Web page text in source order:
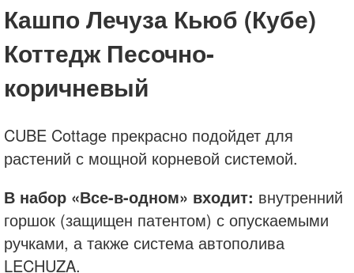
Кашпо Лечуза Кьюб (Кубе)
Коттедж Песочно-
коричневый
CUBE Cottage прекрасно подойдет для
растений с мощной корневой системой.
В набор «Все-в-одном» входит: внутренний
горшок (защищен патентом) с опускаемыми
ручками, а также система автополива
LECHUZA.